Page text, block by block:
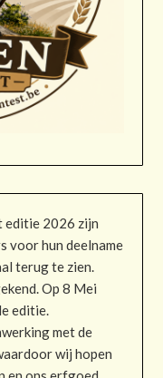
editie 2026 zijn
voor hun deelname
terug te zien.
Op 8 Mei
editie.
met de
wij hopen